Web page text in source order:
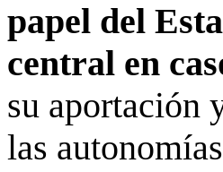
papel del
central en
su aportación
las